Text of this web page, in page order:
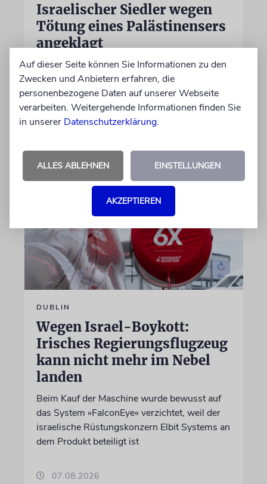
Israelischer Siedler wegen
Tötung eines Palästinensers
angeklagt
Der getötete Aktivist setzte sich gegen
Siedlergewalt ein und war an dem Oscar-
prämierten Film »No Other Land« beteiligt.
Jetzt steht der mutmaßliche Täter vor Gericht
DUBLIN
Wegen Israel-Boykott:
Irisches Regierungsflugzeug
kann nicht mehr im Nebel
landen
Beim Kauf der Maschine wurde bewusst auf
das System »FalconEye« verzichtet, weil der
israelische Rüstungskonzern Elbit Systems an
dem Produkt beteiligt ist
07.08.2026
Auf dieser Seite können Sie Informationen zu den
Zwecken und Anbietern erfahren, die
personenbezogene Daten auf unserer Webseite
verarbeiten. Weitergehende Informationen finden Sie
in unserer Datenschutzerklärung.
ALLES ABLEHNEN EINSTELLUNGEN
AKZEPTIEREN